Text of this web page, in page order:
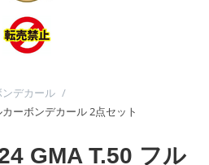
ンデカール /
ーボンデカール 2点セット
GMA T.50 フル